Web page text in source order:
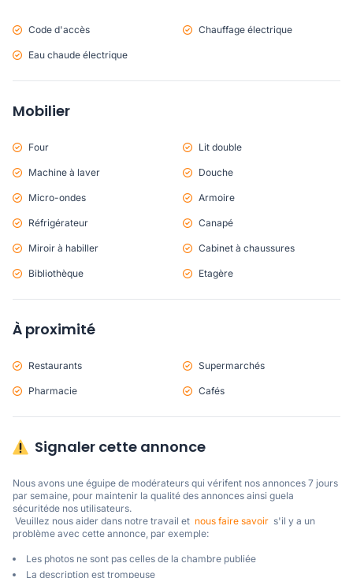
Code d'accès Chauffage électrique
Eau chaude électrique
Mobilier
Four Lit double
Machine à laver Douche
Micro-ondes Armoire
Réfrigérateur Canapé
Miroir à habiller Cabinet à chaussures
Bibliothèque Etagère
À proximité
Restaurants Supermarchés
Pharmacie Cafés
Signaler cette annonce
Nous avons une éguipe de modérateurs qui vérifent nos annonces 7 jours
par semaine, pour maintenir la qualité des annonces ainsi guela
sécuritéde nos utilisateurs.
Veuillez nous aider dans notre travail et nous faire savoir
  s'il y a un
problème avec cette annonce, par exemple:
Les photos ne sont pas celles de la chambre publiée
La description est trompeuse